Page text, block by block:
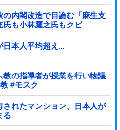
の内閣改造で目論む「麻生支
も小林鷹之氏もクビ
日本人平均超え...
教の指導者が授業を行い物議
スラム教 #モスク
されたマンション、日本人が
る